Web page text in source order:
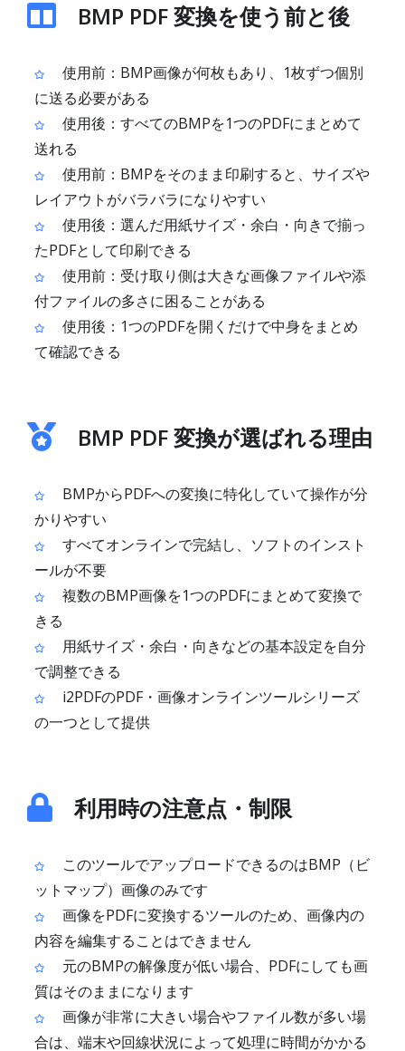
BMP PDF 変換を使う前と後
使用前：BMP画像が何枚もあり、1枚ずつ個別
に送る必要がある
使用後：すべてのBMPを1つのPDFにまとめて
送れる
使用前：BMPをそのまま印刷すると、サイズや
レイアウトがバラバラになりやすい
使用後：選んだ用紙サイズ・余白・向きで揃っ
たPDFとして印刷できる
使用前：受け取り側は大きな画像ファイルや添
付ファイルの多さに困ることがある
使用後：1つのPDFを開くだけで中身をまとめ
て確認できる
BMP PDF 変換が選ばれる理由
BMPからPDFへの変換に特化していて操作が分
かりやすい
すべてオンラインで完結し、ソフトのインスト
ールが不要
複数のBMP画像を1つのPDFにまとめて変換で
きる
用紙サイズ・余白・向きなどの基本設定を自分
で調整できる
i2PDFのPDF・画像オンラインツールシリーズ
の一つとして提供
利用時の注意点・制限
このツールでアップロードできるのはBMP（ビ
ットマップ）画像のみです
画像をPDFに変換するツールのため、画像内の
内容を編集することはできません
元のBMPの解像度が低い場合、PDFにしても画
質はそのままになります
画像が非常に大きい場合やファイル数が多い場
合は、端末や回線状況によって処理に時間がかかる